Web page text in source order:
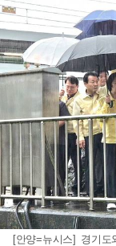
[안양=뉴시스] 경기